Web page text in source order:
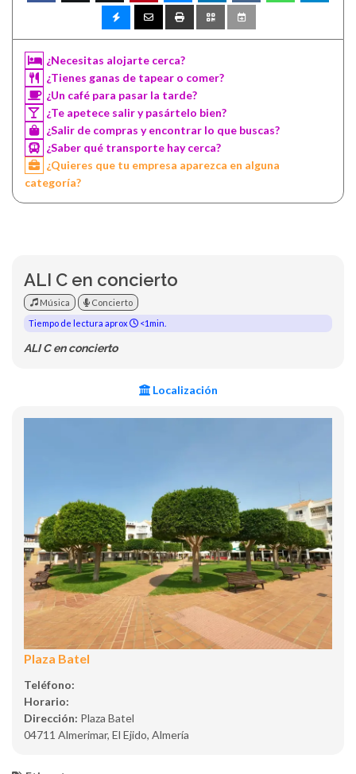
¿Necesitas alojarte cerca?
¿Tienes ganas de tapear o comer?
¿Un café para pasar la tarde?
¿Te apetece salir y pasártelo bien?
¿Salir de compras y encontrar lo que buscas?
¿Saber qué transporte hay cerca?
¿Quieres que tu empresa aparezca en alguna
categoría?
ALI C en concierto
Música
Concierto
Tiempo de lectura aprox
<1min.
ALI C en concierto
Localización
Plaza Batel
Teléfono:
Horario:
Dirección: Plaza Batel
04711 Almerimar, El Ejido, Almería